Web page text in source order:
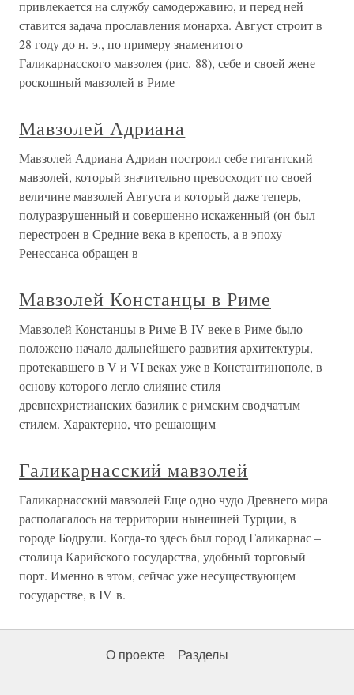
привлекается на службу самодержавию, и перед ней
ставится задача прославления монарха. Август строит в
28 году до н. э., по примеру знаменитого
Галикарнасского мавзолея (рис. 88), себе и своей жене
роскошный мавзолей в Риме
Мавзолей Адриана
Мавзолей Адриана Адриан построил себе гигантский
мавзолей, который значительно превосходит по своей
величине мавзолей Августа и который даже теперь,
полуразрушенный и совершенно искаженный (он был
перестроен в Средние века в крепость, а в эпоху
Ренессанса обращен в
Мавзолей Констанцы в Риме
Мавзолей Констанцы в Риме В IV веке в Риме было
положено начало дальнейшего развития архитектуры,
протекавшего в V и VI веках уже в Константинополе, в
основу которого легло слияние стиля
древнехристианских базилик с римским сводчатым
стилем. Характерно, что решающим
Галикарнасский мавзолей
Галикарнасский мавзолей Еще одно чудо Древнего мира
располагалось на территории нынешней Турции, в
городе Бодрули. Когда-то здесь был город Галикарнас –
столица Карийского государства, удобный торговый
порт. Именно в этом, сейчас уже несуществующем
государстве, в IV в.
О проекте Разделы